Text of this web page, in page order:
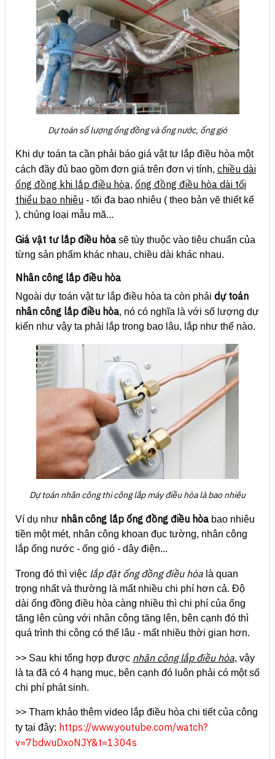
Dự toán số lượng ống đồng và ống nước, ống gió
Khi dự toán ta cần phải báo giá vật tư lắp điều hòa một
cách đầy đủ bao gồm đơn giá trên đơn vị tính, chiều dài
ống đồng khi lắp điều hòa, ống đồng điều hòa dài tối
thiểu bao nhiêu - tối đa bao nhiêu ( theo bản vẽ thiết kế
), chủng loại mẫu mã...
Giá vật tư lắp điều hòa sẽ tùy thuộc vào tiêu chuẩn của
từng sản phẩm khác nhau, chiều dài khác nhau.
Nhân công lắp điều hòa
Ngoài dự toán vật tư lắp điều hòa ta còn phải dự toán
nhân công lắp điều hòa, nó có nghĩa là với số lượng dự
kiến như vậy ta phải lắp trong bao lâu, lắp như thế nào.
Dự toán nhân công thi công lắp máy điều hòa là bao nhiêu
Ví dụ như nhân công lắp ống đồng điều hòa bao nhiêu
tiền một mét, nhân công khoan đục tường, nhân công
lắp ống nước - ống gió - dây điện...
Trong đó thì việc lắp đặt ống đồng điều hòa là quan
trọng nhất và thường là mất nhiều chi phí hơn cả. Độ
dài ống đồng điều hòa càng nhiều thì chi phí của ống
tăng lên cùng với nhân công tăng lên, bên cạnh đó thì
quá trình thi công có thể lâu - mất nhiều thời gian hơn.
>> Sau khi tổng hợp được nhân công lắp điều hòa, vậy
là ta đã có 4 hạng mục, bên cạnh đó luôn phải có một số
chi phí phát sinh.
>> Tham khảo thêm video lắp điều hòa chi tiết của công
ty tại đây: https://www.youtube.com/watch?
v=7bdwuDxoNJY&t=1304s